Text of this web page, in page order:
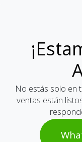
No estás solo en
ventas están